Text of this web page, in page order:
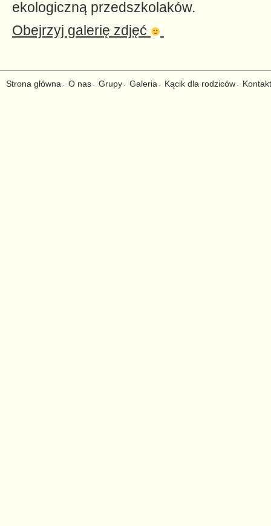
ekologiczną przedszkolaków.
Obejrzyj galerię zdjęć
Strona główna O nas Grupy Galeria Kącik dla rodziców Kontakt